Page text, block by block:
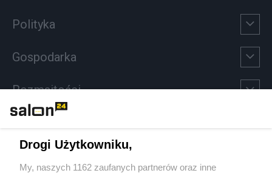
Polityka
Gospodarka
Rozmaitości
Sport
Drogi Użytkowniku,
My, naszych 1162 zaufanych partnerów oraz inne